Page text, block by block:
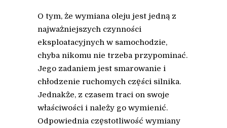
O tym, że wymiana oleju jest jedną z
najważniejszych czynności
eksploatacyjnych w samochodzie,
chyba nikomu nie trzeba przypominać.
Jego zadaniem jest smarowanie i
chłodzenie ruchomych części silnika.
Jednakże, z czasem traci on swoje
właściwości i należy go wymienić.
Odpowiednia częstotliwość wymiany